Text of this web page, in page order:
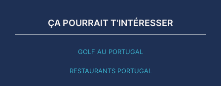
ÇA POURRAIT T'INTÉRESSER
GOLF AU PORTUGAL
RESTAURANTS PORTUGAL